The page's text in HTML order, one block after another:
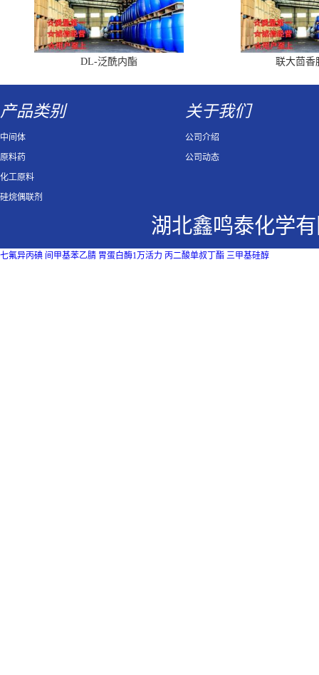
DL-泛酰内酯 联大茴香
产品类别
中间体
原料药
化工原料
硅烷偶联剂
关于我们
公司介绍
公司动态
湖北鑫鸣泰化学
七氟异丙碘 间甲基苯乙腈 胃蛋白酶1万活力 丙二酸单叔丁酯 三甲基硅醇